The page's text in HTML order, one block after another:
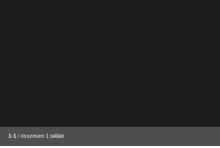
1-1 / összesen 1 találat